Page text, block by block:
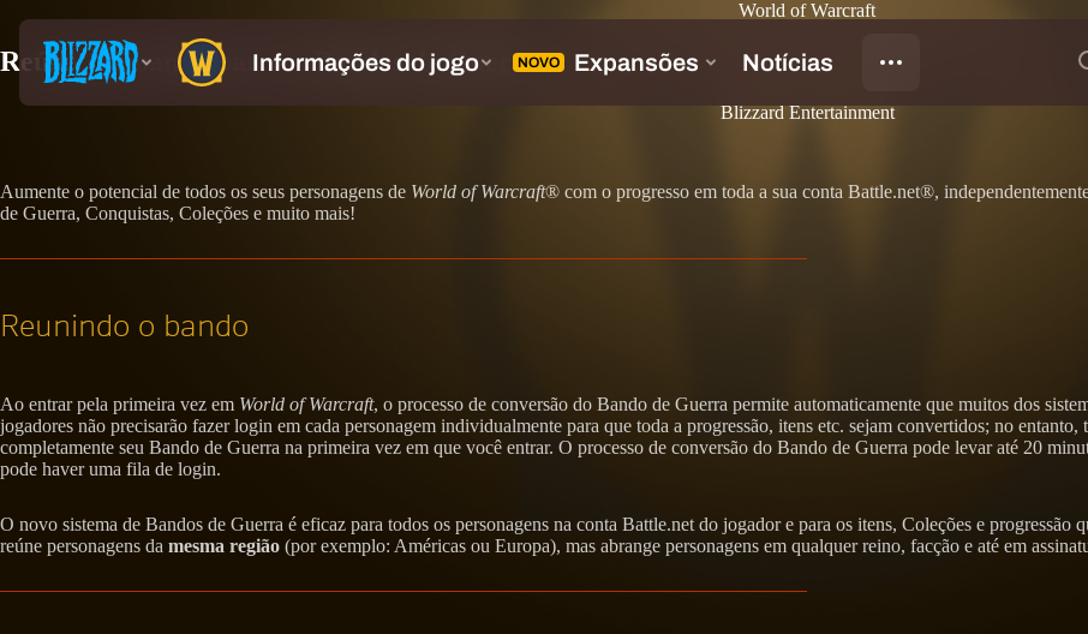
World of Warcraft
Reúna seu bando para os Bandos de Guerra
Blizzard Entertainment
Aumente o potencial de todos os seus personagens de World of Warcraft® com o progresso em toda a sua conta Battle.net®,
de Guerra, Conquistas, Coleções e muito mais!
Reunindo o bando
Ao entrar pela primeira vez em World of Warcraft, o processo de conversão do Bando de Guerra permite automaticamente que muitos dos
jogadores não precisarão fazer login em cada personagem individualmente para que toda a progressão, itens etc. sejam convertidos; no entanto,
completamente seu Bando de Guerra na primeira vez em que você entrar. O processo de conversão do Bando de Guerra pode levar até 20
pode haver uma fila de login.
O novo sistema de Bandos de Guerra é eficaz para todos os personagens na conta Battle.net do jogador e para os itens, Coleções e progressão
reúne personagens da mesma região (por exemplo: Américas ou Europa), mas abrange personagens em qualquer reino, facção e até em